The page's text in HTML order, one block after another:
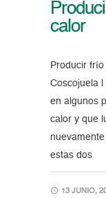
calor
Producir
Coscojuela
en algunos
calor y que
estas dos
13 JUNIO,